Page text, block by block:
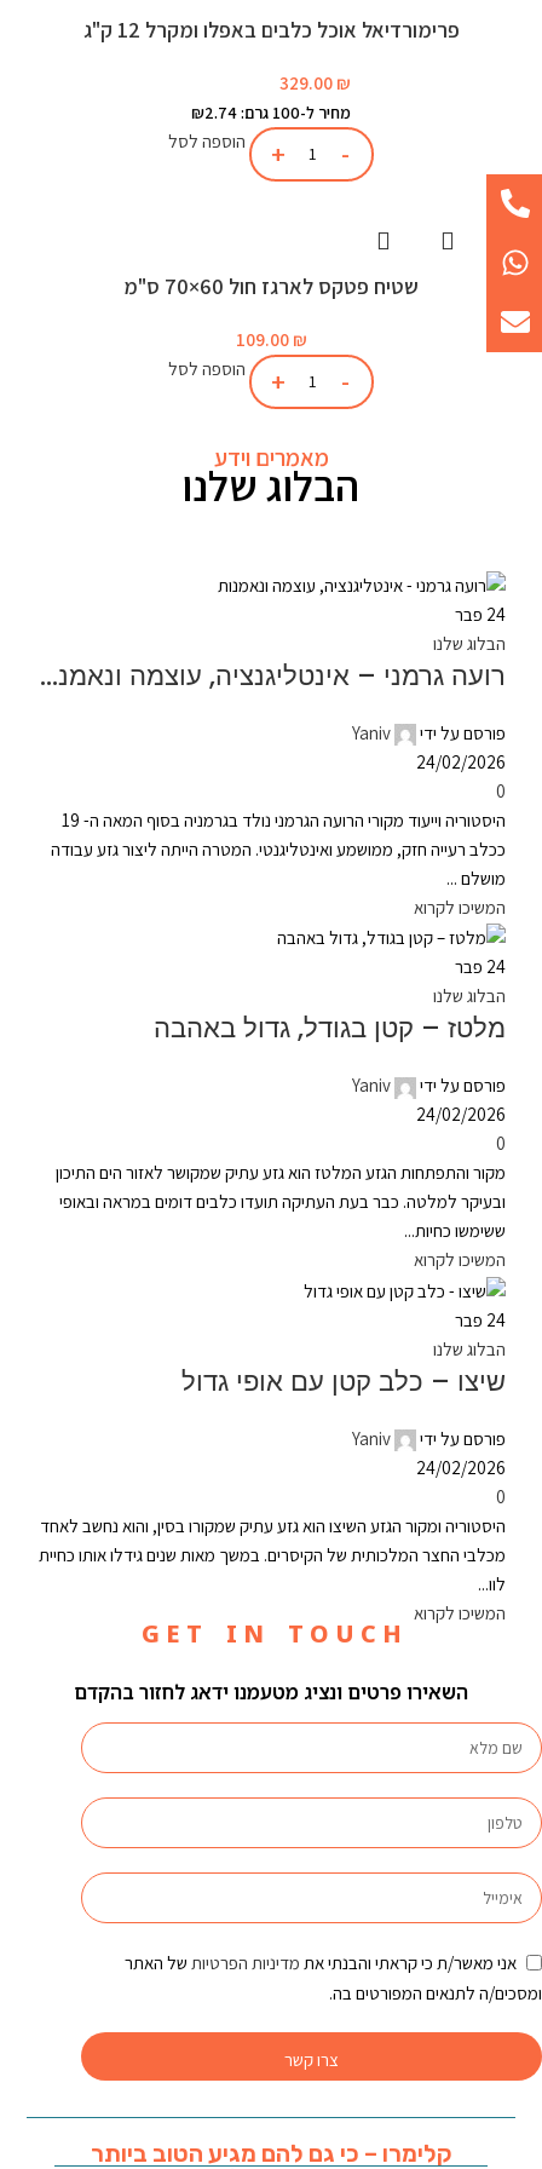
פרימורדיאל אוכל כלבים באפלו ומקרל 12 ק"ג
329.00 ₪
מחיר ל-100 גרם: ₪2.74
הוספה לסל
שטיח פטקס לארגז חול 60×70 ס"מ
109.00 ₪
הוספה לסל
מאמרים וידע
הבלוג שלנו
24 פבר
הבלוג שלנו
רועה גרמני – אינטליגנציה, עוצמה ונאמנות
פורסם על ידי
Yaniv
24/02/2026
0
היסטוריה וייעוד מקורי הרועה הגרמני נולד בגרמניה בסוף המאה ה- 19
ככלב רעייה חזק, ממושמע ואינטליגנטי. המטרה הייתה ליצור גזע עבודה
מושלם ...
המשיכו לקרוא
24 פבר
הבלוג שלנו
מלטז – קטן בגודל, גדול באהבה
פורסם על ידי
Yaniv
24/02/2026
0
מקור והתפתחות הגזע המלטז הוא גזע עתיק שמקושר לאזור הים התיכון
ובעיקר למלטה. כבר בעת העתיקה תועדו כלבים דומים במראה ובאופי
ששימשו כחיות...
המשיכו לקרוא
24 פבר
הבלוג שלנו
שיצו – כלב קטן עם אופי גדול
פורסם על ידי
Yaniv
24/02/2026
0
היסטוריה ומקור הגזע השיצו הוא גזע עתיק שמקורו בסין, והוא נחשב לאחד
מכלבי החצר המלכותית של הקיסרים. במשך מאות שנים גידלו אותו כחיית
לוו...
המשיכו לקרוא
G E T I N T O U C H
השאירו פרטים ונציג מטעמנו ידאג לחזור בהקדם
אני מאשר/ת כי קראתי והבנתי את מדיניות הפרטיות של האתר
ומסכים/ה לתנאים המפורטים בה.
צרו קשר
קלימרו – כי גם להם מגיע הטוב ביותר